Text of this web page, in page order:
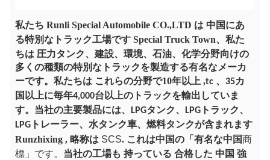
私たち Runli Special Automobile CO.,LTD は 中国にあ
る特別なトラック工場です Special Truck Town、私た
ちは 圧力タンク、建設、環境、石油、化学分野向けの
多くの種類の特別なトラックを製造する有名なメーカ
ーです。私たちは これらの分野で10年以上 ,tc 、35カ
国以上に毎年4,000台以上のトラックを輸出していま
す。当社の主要製品には、LPGタンク、LPGトラック、
LPGトレーラー、水タンク車、燃料タンクが含まれます
Runzhixing , 略称は SCS. これは中国の「有名な中国商
標」です。 当社の工場も 持っている 合格した 中国 強